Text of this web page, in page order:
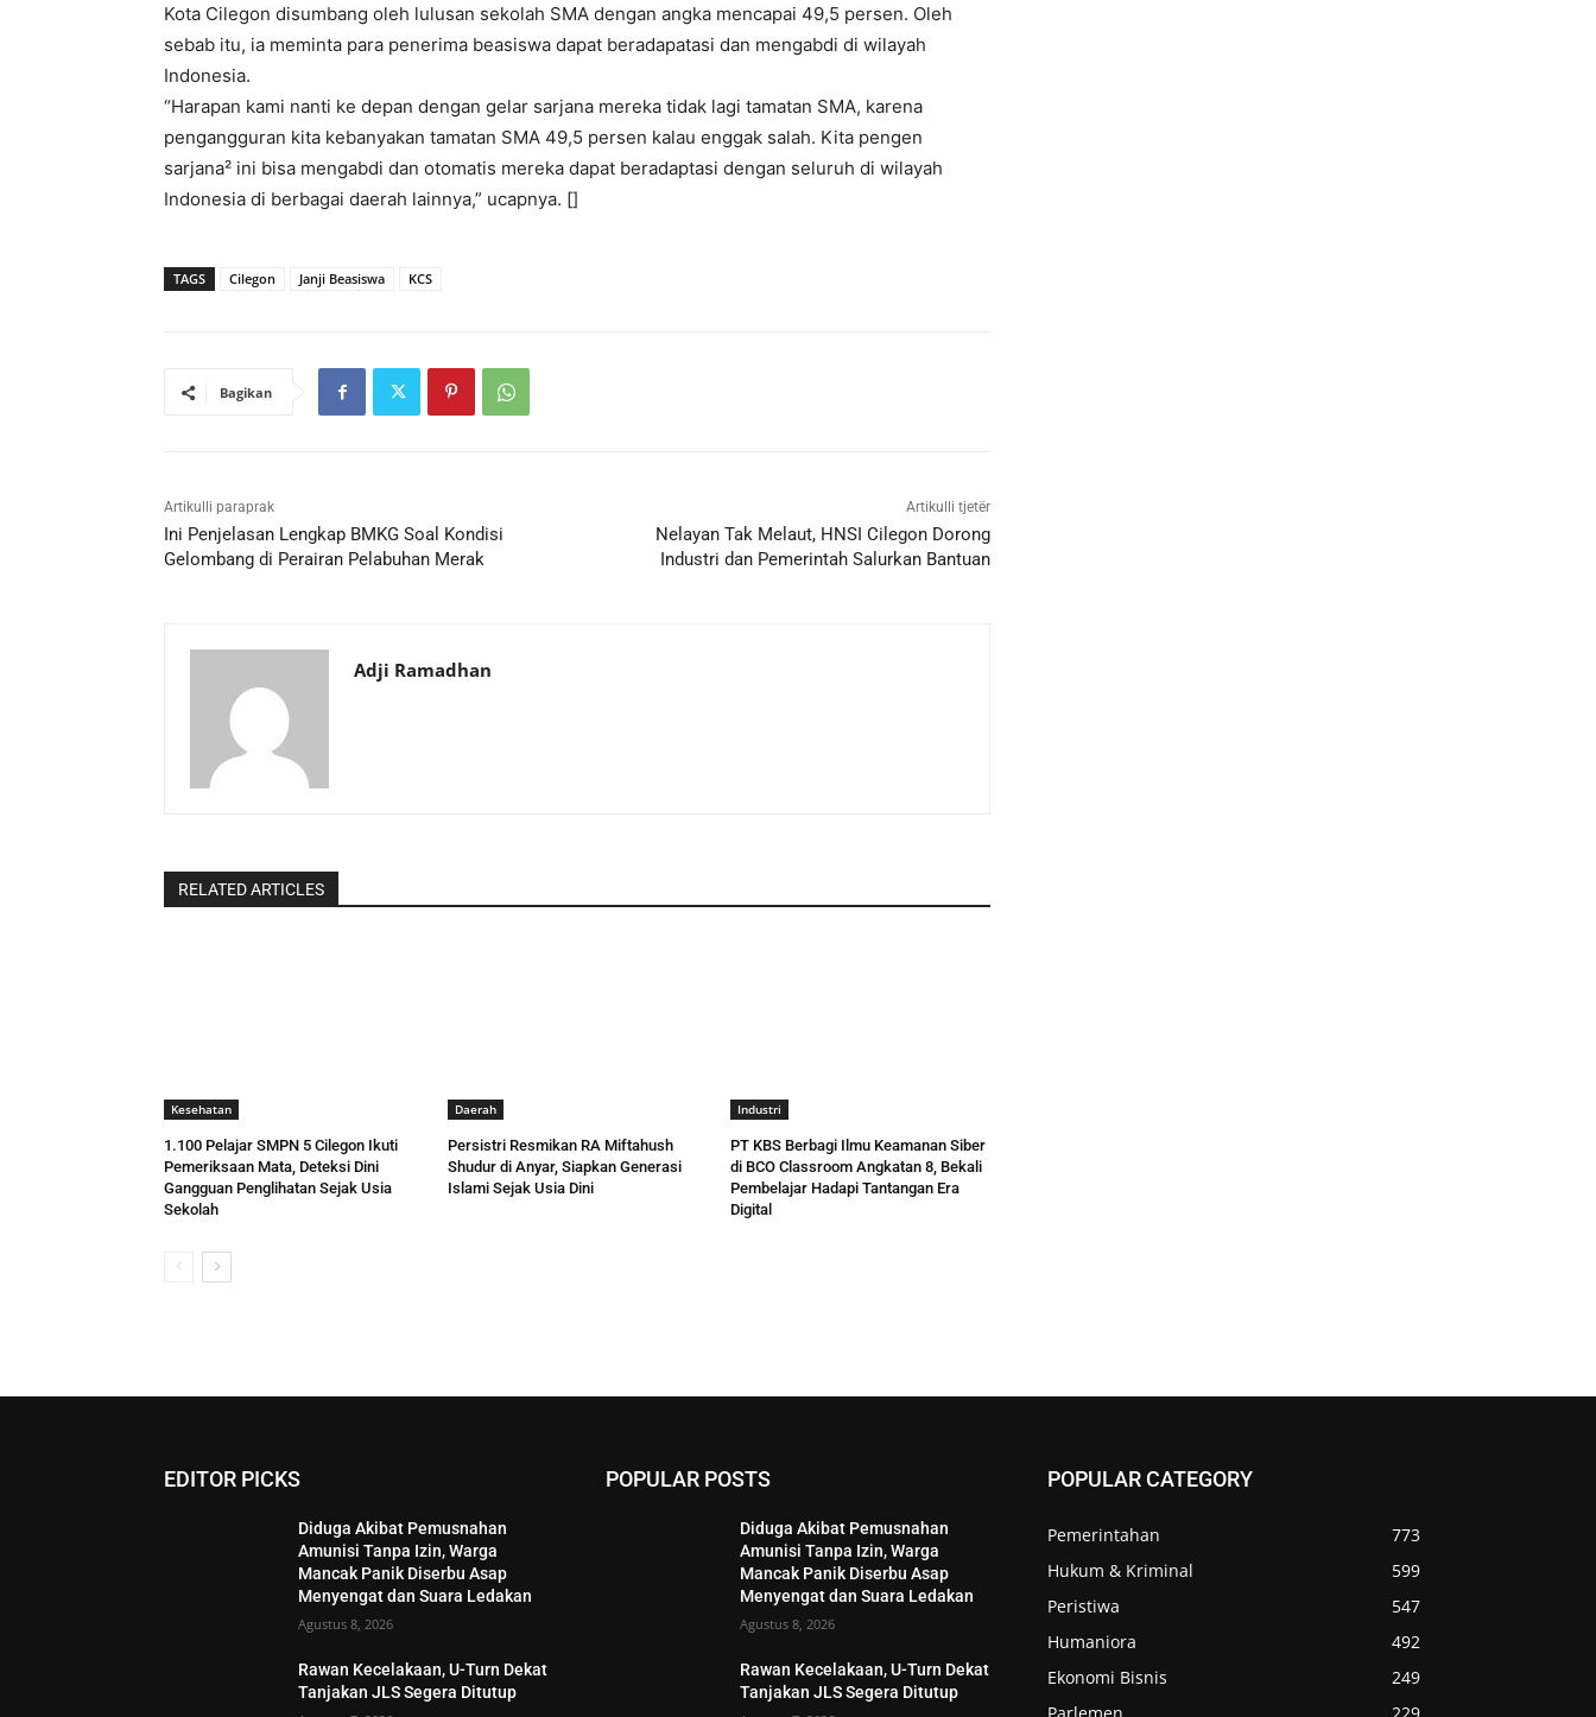
Kota Cilegon disumbang oleh lulusan sekolah SMA dengan angka mencapai 49,5 persen. Oleh
sebab itu, ia meminta para penerima beasiswa dapat beradapatasi dan mengabdi di wilayah
Indonesia.
“Harapan kami nanti ke depan dengan gelar sarjana mereka tidak lagi tamatan SMA, karena
pengangguran kita kebanyakan tamatan SMA 49,5 persen kalau enggak salah. Kita pengen
sarjana² ini bisa mengabdi dan otomatis mereka dapat beradaptasi dengan seluruh di wilayah
Indonesia di berbagai daerah lainnya,” ucapnya. []
TAGS Cilegon Janji Beasiswa KCS
Bagikan
Artikulli paraprak
Ini Penjelasan Lengkap BMKG Soal Kondisi
Gelombang di Perairan Pelabuhan Merak
Artikulli tjetër
Nelayan Tak Melaut, HNSI Cilegon Dorong
Industri dan Pemerintah Salurkan Bantuan
Adji Ramadhan
RELATED ARTICLES
Kesehatan
1.100 Pelajar SMPN 5 Cilegon Ikuti
Pemeriksaan Mata, Deteksi Dini
Gangguan Penglihatan Sejak Usia
Sekolah
Daerah
Persistri Resmikan RA Miftahush
Shudur di Anyar, Siapkan Generasi
Islami Sejak Usia Dini
Industri
PT KBS Berbagi Ilmu Keamanan Siber
di BCO Classroom Angkatan 8, Bekali
Pembelajar Hadapi Tantangan Era
Digital
EDITOR PICKS
Diduga Akibat Pemusnahan
Amunisi Tanpa Izin, Warga
Mancak Panik Diserbu Asap
Menyengat dan Suara Ledakan
Agustus 8, 2026
Rawan Kecelakaan, U-Turn Dekat
Tanjakan JLS Segera Ditutup
POPULAR POSTS
Diduga Akibat Pemusnahan
Amunisi Tanpa Izin, Warga
Mancak Panik Diserbu Asap
Menyengat dan Suara Ledakan
Agustus 8, 2026
Rawan Kecelakaan, U-Turn Dekat
Tanjakan JLS Segera Ditutup
POPULAR CATEGORY
Pemerintahan
773
Hukum & Kriminal
599
Peristiwa
547
Humaniora
492
Ekonomi Bisnis
249